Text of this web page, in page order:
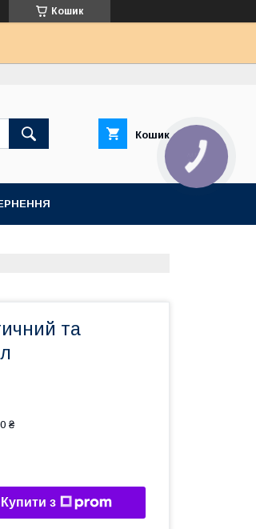
Кошик
Кошик
та
₴
Купити з
КНОПКА
ЗВ'ЯЗКУ